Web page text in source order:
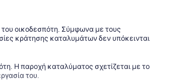
οικοδεσπότη. Σύμφωνα με τους
κράτησης καταλυμάτων δεν υπόκεινται
Η παροχή καταλύματος σχετίζεται με το
του.